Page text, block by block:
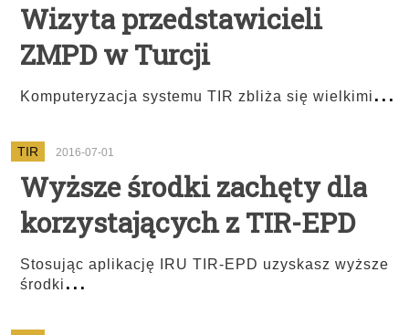
Wizyta przedstawicieli
ZMPD w Turcji
Komputeryzacja systemu TIR zbliża się wielkimi ...
TIR 2016-07-01
Wyższe środki zachęty dla
korzystających z TIR-EPD
Stosując aplikację IRU TIR-EPD uzyskasz wyższe
środki ...